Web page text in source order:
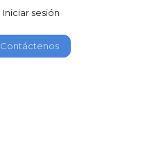
Iniciar sesión
Contáctenos